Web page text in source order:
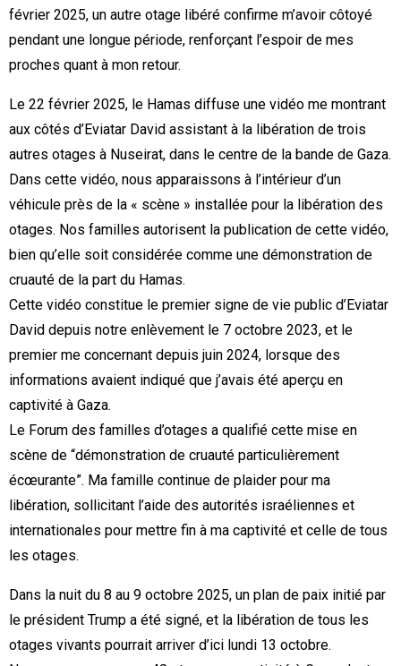
février 2025, un autre otage libéré confirme m’avoir côtoyé
pendant une longue période, renforçant l’espoir de mes
proches quant à mon retour.
Le 22 février 2025, le Hamas diffuse une vidéo me montrant
aux côtés d’Eviatar David assistant à la libération de trois
autres otages à Nuseirat, dans le centre de la bande de Gaza.
Dans cette vidéo, nous apparaissons à l’intérieur d’un
véhicule près de la « scène » installée pour la libération des
otages. Nos familles autorisent la publication de cette vidéo,
bien qu’elle soit considérée comme une démonstration de
cruauté de la part du Hamas.
Cette vidéo constitue le premier signe de vie public d’Eviatar
David depuis notre enlèvement le 7 octobre 2023, et le
premier me concernant depuis juin 2024, lorsque des
informations avaient indiqué que j’avais été aperçu en
captivité à Gaza.
Le Forum des familles d’otages a qualifié cette mise en
scène de “démonstration de cruauté particulièrement
écœurante”. Ma famille continue de plaider pour ma
libération, sollicitant l’aide des autorités israéliennes et
internationales pour mettre fin à ma captivité et celle de tous
les otages.
Dans la nuit du 8 au 9 octobre 2025, un plan de paix initié par
le président Trump a été signé, et la libération de tous les
otages vivants pourrait arriver d’ici lundi 13 octobre.